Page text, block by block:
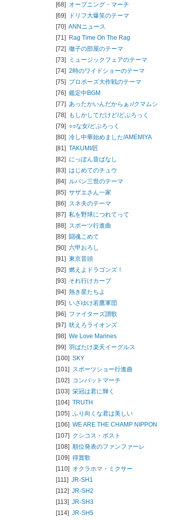
[68] オープニング・マーチ
[69]
ドリフ大爆笑のテーマ
[70] ANNニュース
[71]
Rag Time On The Rag
[72] 徹子の部屋のテーマ
[73]
ミュージックフェアのテーマ
[74] 2時のワイドショーのテーマ
[75] プロポーズ大作戦のテーマ
[76] 鑑定中BGM
[77] あったかいんだからぁ♪/クマムシ
[78]
もしかしてだけど/どぶろっく
[79] ○○な女/どぶろっく
[80] 冷し中華始めました/AMEMIYA
[81] TAKUMI/匠
[82] にっぽん昔ばなし
[83] はじめてのチュウ
[84] ルパン三世のテーマ
[85] サザエさん一家
[86] スネ夫のテーマ
[87] 私を野球につれてって
[88] スポーツ行進曲
[89] 闘魂こめて
[90] 六甲おろし
[91] 東京音頭
[92] 燃えよドラゴンズ！
[93] それ行けカープ
[94] 熱き星たちよ
[95] いざゆけ若鷹軍団
[96] ファイターズ讃歌
[97] 吠えろライオンズ
[98] We Love Marines
[99] 羽ばたけ楽天イーグルス
[100] SKY
[101] スポーツショー行進曲
[102] コンバットマーチ
[103] 栄冠は君に輝く
[104] TRUTH
[105] ふり向くな君は美しい
[106] WE ARE THE CHAMP NIPPON
[107] クシコス・ポスト
[108]
順位発表のファンファーレ
[109] 得賞歌
[110] オクラホマ・ミクサー
[111] JR-SH1
[112] JR-SH2
[113] JR-SH3
[114] JR-SH5